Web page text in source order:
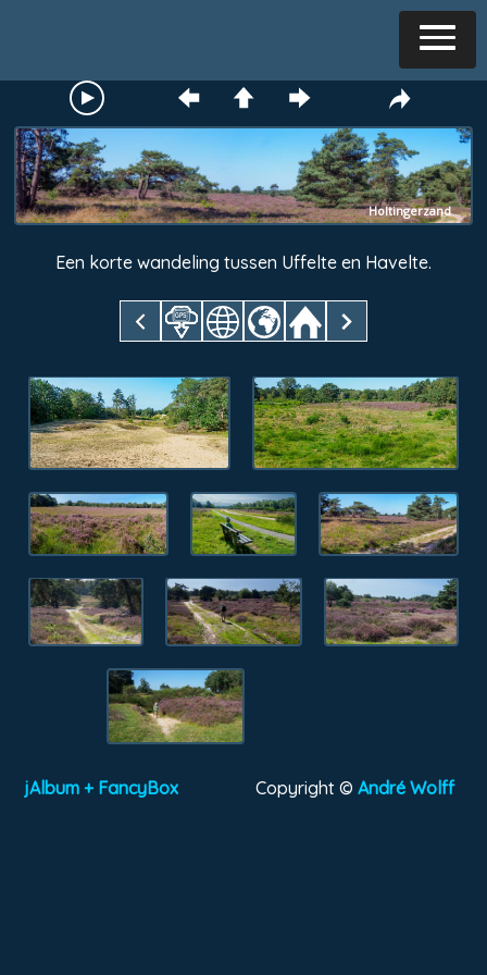
Holtingerzand
Een korte wandeling tussen Uffelte en Havelte.
jAlbum + FancyBox Copyright © André Wolff